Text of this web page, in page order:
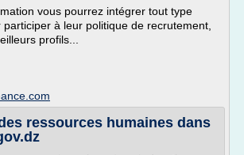
vous pourrez intégrer tout type
à leur politique de recrutement,
profils...
ressources humaines dans